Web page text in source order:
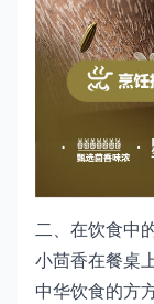
二、在饮食中
小茴香在餐桌
中华饮食的方